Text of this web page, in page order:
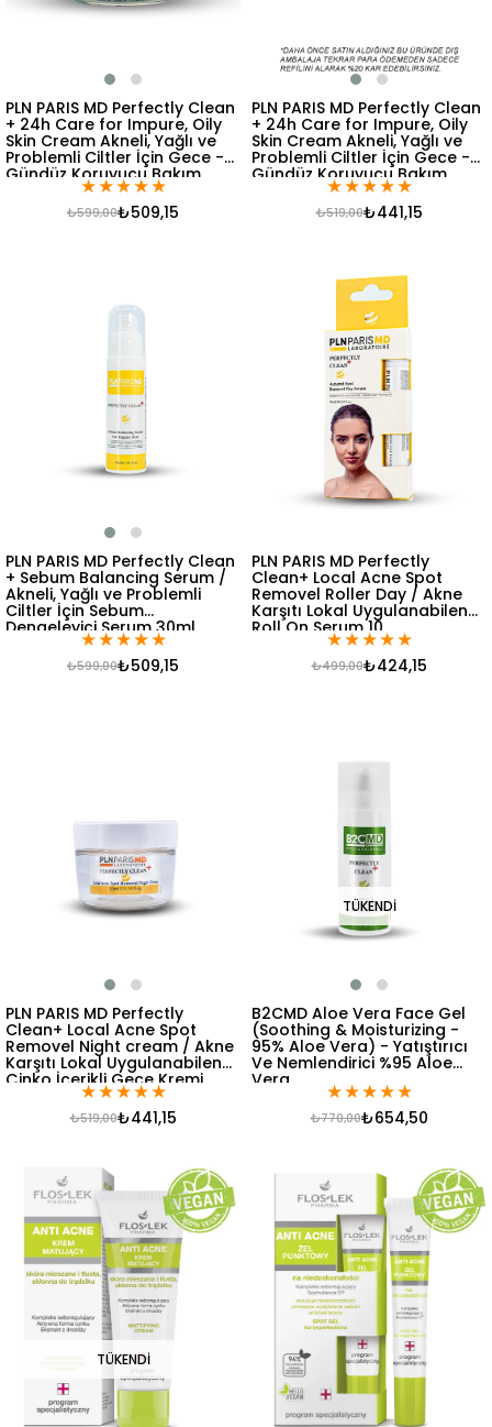
PLN PARIS MD Perfectly Clean
+ 24h Care for Impure, Oily
Skin Cream Akneli, Yağlı ve
Problemli Ciltler İçin Gece -
Gündüz Koruyucu Bakım
Kremi 50ml
★★★★★
₺509,15
₺599,00
PLN PARIS MD Perfectly Clean
+ 24h Care for Impure, Oily
Skin Cream Akneli, Yağlı ve
Problemli Ciltler İçin Gece -
Gündüz Koruyucu Bakım
Kremi 50ml REFIL
★★★★★
₺441,15
₺519,00
PLN PARIS MD Perfectly Clean
+ Sebum Balancing Serum /
Akneli, Yağlı ve Problemli
Ciltler İçin Sebum
Dengeleyici Serum 30ml
★★★★★
₺509,15
₺599,00
PLN PARIS MD Perfectly
Clean+ Local Acne Spot
Removel Roller Day / Akne
Karşıtı Lokal Uygulanabilen
Roll On Serum 10
★★★★★
₺424,15
₺499,00
PLN PARIS MD Perfectly
Clean+ Local Acne Spot
Removel Night cream / Akne
Karşıtı Lokal Uygulanabilen
Çinko İçerikli Gece Kremi
★★★★★
₺441,15
₺519,00
TÜKENDI
B2CMD Aloe Vera Face Gel
(Soothing & Moisturizing -
95% Aloe Vera) - Yatıştırıcı
Ve Nemlendirici %95 Aloe
Vera ★★★★★
₺654,50
₺770,00
TÜKENDI